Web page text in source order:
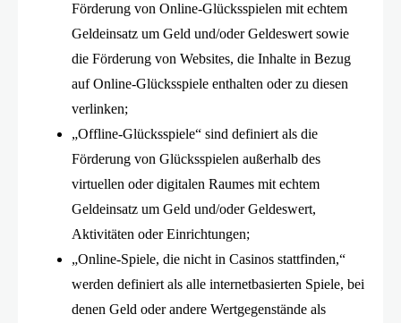
Förderung von Online-Glücksspielen mit echtem
Geldeinsatz um Geld und/oder Geldeswert sowie
die Förderung von Websites, die Inhalte in Bezug
auf Online-Glücksspiele enthalten oder zu diesen
verlinken;
„Offline-Glücksspiele“ sind definiert als die
Förderung von Glücksspielen außerhalb des
virtuellen oder digitalen Raumes mit echtem
Geldeinsatz um Geld und/oder Geldeswert,
Aktivitäten oder Einrichtungen;
„Online-Spiele, die nicht in Casinos stattfinden,“
werden definiert als alle internetbasierten Spiele, bei
denen Geld oder andere Wertgegenstände als